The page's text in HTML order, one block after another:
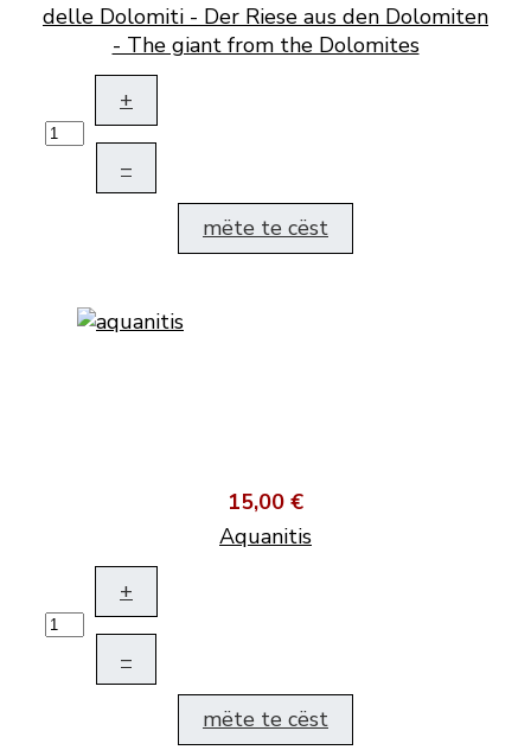
delle Dolomiti - Der Riese aus den Dolomiten
- The giant from the Dolomites
+
–
mëte te cëst
15,00 €
Aquanitis
+
–
mëte te cëst